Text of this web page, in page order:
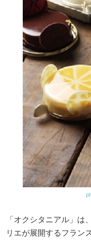
「オクシタニアル」は
リエが展開するフラン